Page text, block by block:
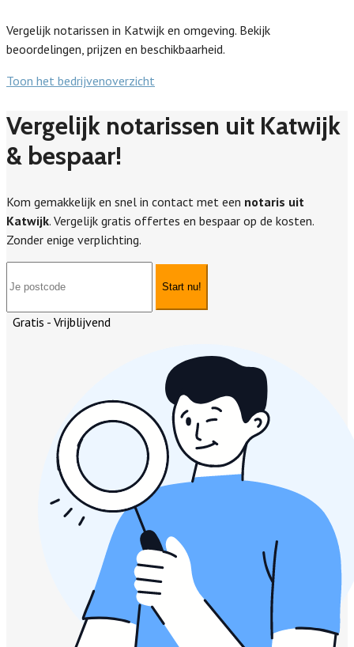
Vergelijk notarissen in Katwijk en omgeving. Bekijk
beoordelingen, prijzen en beschikbaarheid.
Toon het bedrijvenoverzicht
Vergelijk notarissen uit Katwijk
& bespaar!
Kom gemakkelijk en snel in contact met een notaris uit
Katwijk. Vergelijk gratis offertes en bespaar op de kosten.
Zonder enige verplichting.
Start nu!
Gratis - Vrijblijvend